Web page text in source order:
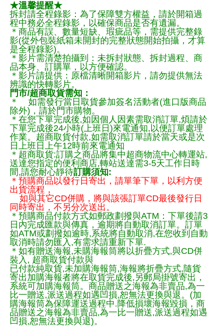
★溫馨提醒★
拆封請全程錄影：為了保障雙方權益，請於開箱過
程中務必全程錄影，以確保商品是否有遺漏。
＊商品有誤、數量短缺、瑕疵品等，需提供完整錄
影(從外包裝紙箱未開封的完整狀態開始拍攝，才算
是全程錄影)。
＊影片需清楚拍攝到：未拆封狀態、拆封過程、商
品本身、訂購單，以方便確認。
＊影片請提供：原檔清晰開箱影片，請勿提供無法
辨識的快轉影片。
門市/超商取貨需知：
＊ 如需發行當日取貨參加簽名活動者(進口版商品
除外)，請於門市購物。
＊在您下單完成後,如因個人因素需取消訂單,煩請於
下單完成後24小時(上班日)來電通知,以便訂單處理
作業。超商取貨付款,如需取消訂單請於當天或是次
日上班日上午12時前來電通知
＊超商取貨:訂購之商品將集中超商物流中心轉運站,
送達您指定的便利商店,轉站送達需3-5天工作日時
間,請您耐心靜待訂購須知:
＊預購商品以發行日寄出，請單筆下單，以利方便
出貨流程，
如與其它CD併購，將與該張訂單CD最後發行日
同時寄出，不另分次送出。
＊預購商品付款方式如郵政劃撥與ATM：下單後請3
日內完成匯款與傳真，逾期將自動取消訂單。訂單
如ATM或劃撥如逾時,系統將自動取消,在您收到自動
取消時請勿匯入,有需求請重新下單.
＊如有贈送海報,未購海報筒將以折疊方式,與CD併
裝入, 超商取貨付款與
已付款純取貨,未加購海報筒,海報將折疊方式,隨貨
寄出加購海報者將在取貨完成後,另郵局掛號寄出，
系統可加購海報筒。商品贈送之海報為非賣品,為一
比一贈送,派送過程如遇凹損,恕無法更換與退。(加
購海報筒為保障運送過程中.降低損壞海報毀損，商
品贈送之海報為非賣品,為一比一贈送,派送過程如遇
凹損,恕無法更換與退)。